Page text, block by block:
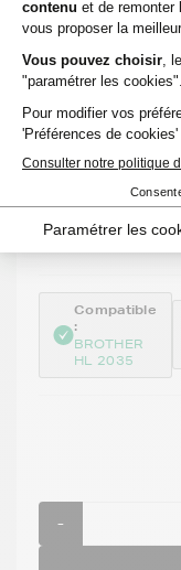
Compatible
:
BROTHER
HL 2035
-